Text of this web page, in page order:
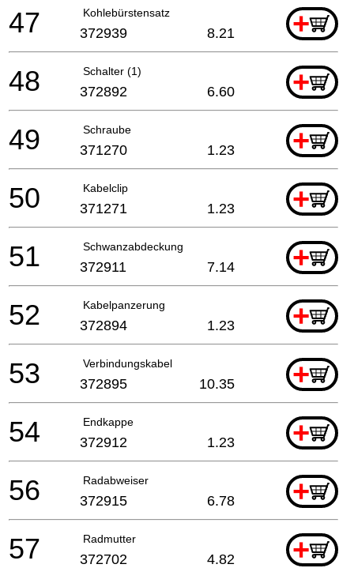
Kohlebürstensatz +
47 372939 8.21
Schalter (1) +
48 372892 6.60
Schraube +
49 371270 1.23
Kabelclip +
50 371271 1.23
Schwanzabdeckung +
51 372911 7.14
Kabelpanzerung +
52 372894 1.23
Verbindungskabel +
53 372895 10.35
Endkappe +
54 372912 1.23
Radabweiser +
56 372915 6.78
Radmutter +
57 372702 4.82